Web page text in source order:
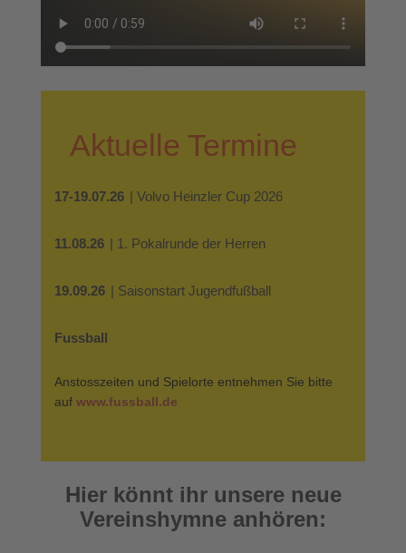
Aktuelle Termine
17-19.07.26 | Volvo Heinzler Cup 2026
11.08.26 | 1. Pokalrunde der Herren
19.09.26 | Saisonstart Jugendfußball
Fussball
Anstosszeiten und Spielorte entnehmen Sie bitte
auf www.fussball.de
Hier könnt ihr unsere neue
Vereinshymne anhören: